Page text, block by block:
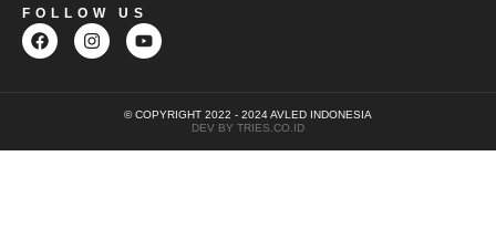
FOLLOW US
© COPYRIGHT 2022 - 2024 AVLED INDONESIA
DEV BY TRIES.CO.ID